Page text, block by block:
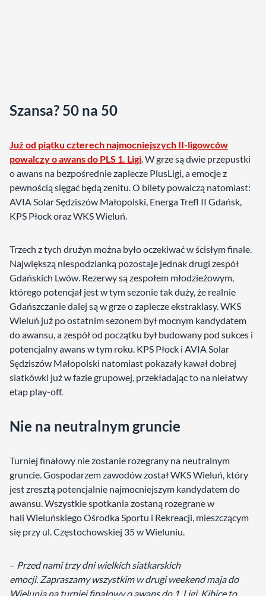
Szansa? 50 na 50
Już od piątku czterech najmocniejszych II-ligowców
powalczy o awans do PLS 1. Ligi. W grze są dwie przepustki
o awans na bezpośrednie zaplecze PlusLigi, a emocje z
pewnością sięgać będą zenitu. O bilety powalczą natomiast:
AVIA Solar Sędziszów Małopolski, Energa Trefl II Gdańsk,
KPS Płock oraz WKS Wieluń.
Trzech z tych drużyn można było oczekiwać w ścisłym finale.
Największą niespodzianką pozostaje jednak drugi zespół
Gdańskich Lwów. Rezerwy są zespołem młodzieżowym,
którego potencjał jest w tym sezonie tak duży, że realnie
Gdańszczanie dalej są w grze o zaplecze ekstraklasy. WKS
Wieluń już po ostatnim sezonem był mocnym kandydatem
do awansu, a zespół od początku był budowany pod sukces i
potencjalny awans w tym roku. KPS Płock i AVIA Solar
Sędziszów Małopolski natomiast pokazały kawał dobrej
siatkówki już w fazie grupowej, przekładając to na niełatwy
etap play-off.
Nie na neutralnym gruncie
Turniej finałowy nie zostanie rozegrany na neutralnym
gruncie. Gospodarzem zawodów został WKS Wieluń, który
jest zresztą potencjalnie najmocniejszym kandydatem do
awansu. Wszystkie spotkania zostaną rozegrane w
hali Wieluńskiego Ośrodka Sportu i Rekreacji, mieszczącym
się przy ul. Częstochowskiej 35 w Wieluniu.
– Przed nami trzy dni wielkich siatkarskich
emocji. Zapraszamy wszystkim w drugi weekend maja do
Wielunia na turniej finałowy o awans do 1. Ligi. Kibice to